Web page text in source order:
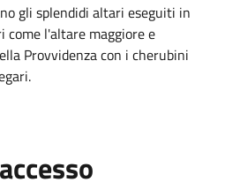
gli splendidi altari eseguiti in
come l'altare maggiore e
Provvidenza con i cherubini